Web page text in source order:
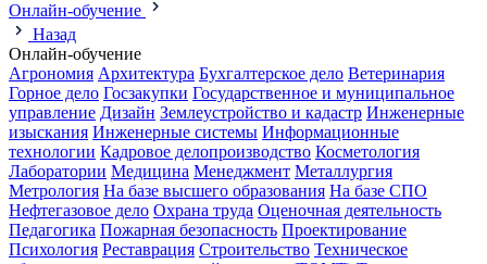
Онлайн-обучение
Назад
Онлайн-обучение
Агрономия Архитектура Бухгалтерское дело Ветеринария
Горное дело Госзакупки Государственное и муниципальное
управление Дизайн Землеустройство и кадастр Инженерные
изыскания Инженерные системы Информационные
технологии Кадровое делопроизводство Косметология
Лаборатории Медицина Менеджмент Металлургия
Метрология На базе высшего образования На базе СПО
Нефтегазовое дело Охрана труда Оценочная деятельность
Педагогика Пожарная безопасность Проектирование
Психология Реставрация Строительство Техническое